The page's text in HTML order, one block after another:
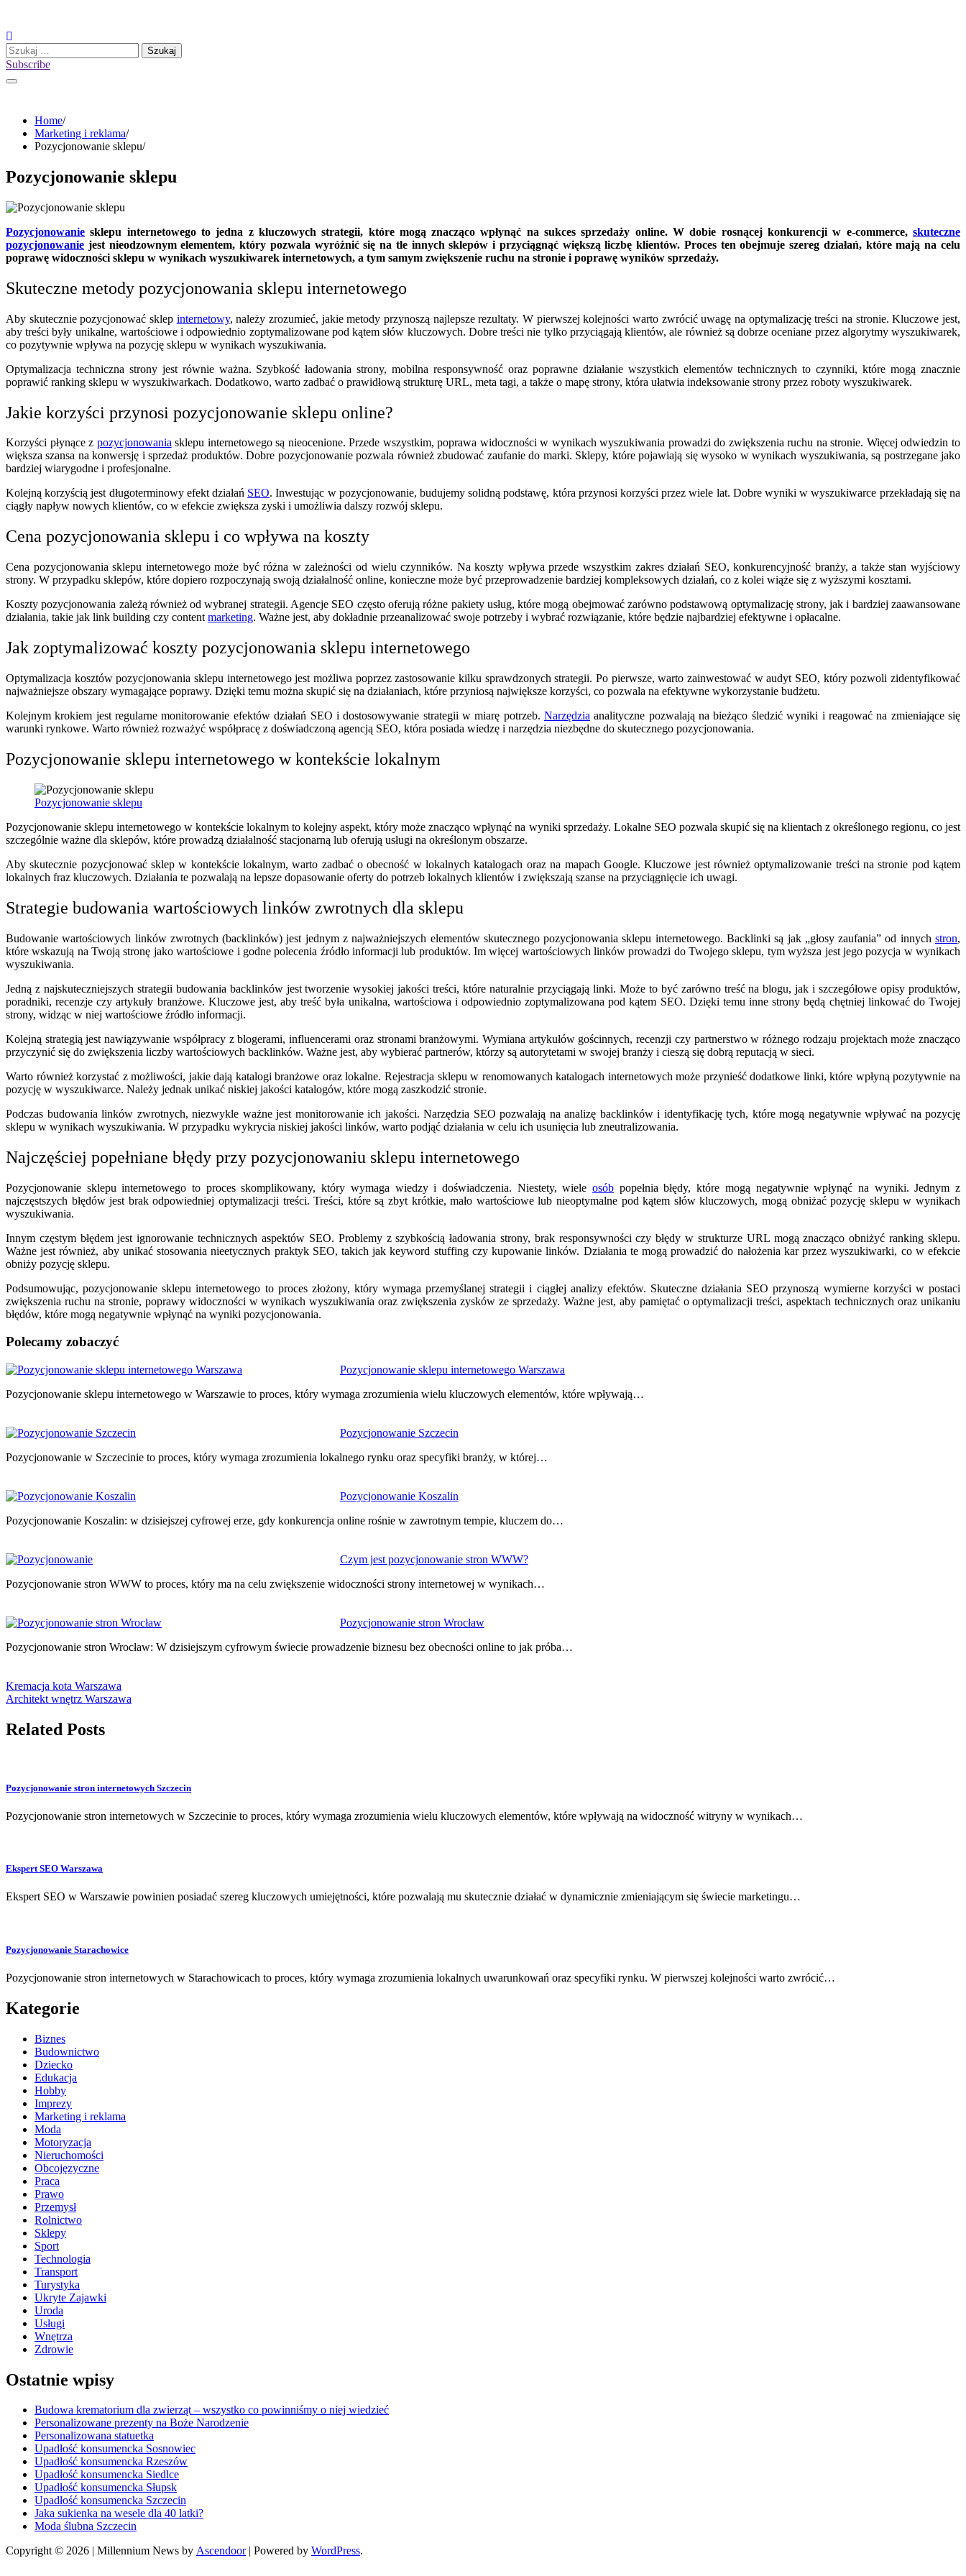
content
Szukaj:
Subscribe
Home
Marketing i reklama
Pozycjonowanie sklepu
Pozycjonowanie sklepu
Pozycjonowanie sklepu internetowego to jedna z kluczowych strategii, które mogą znacząco wpłynąć na sukces sprzedaży online. W dobie rosnącej konkurencji w e-commerce, skuteczne
pozycjonowanie jest nieodzownym elementem, który pozwala wyróżnić się na tle innych sklepów i przyciągnąć większą liczbę klientów. Proces ten obejmuje szereg działań, które mają na celu
poprawę widoczności sklepu w wynikach wyszukiwarek internetowych, a tym samym zwiększenie ruchu na stronie i poprawę wyników sprzedaży.
Skuteczne metody pozycjonowania sklepu internetowego
Aby skutecznie pozycjonować sklep internetowy, należy zrozumieć, jakie metody przynoszą najlepsze rezultaty. W pierwszej kolejności warto zwrócić uwagę na optymalizację treści na stronie. Kluczowe jest,
aby treści były unikalne, wartościowe i odpowiednio zoptymalizowane pod kątem słów kluczowych. Dobre treści nie tylko przyciągają klientów, ale również są dobrze oceniane przez algorytmy wyszukiwarek,
co pozytywnie wpływa na pozycję sklepu w wynikach wyszukiwania.
Optymalizacja techniczna strony jest równie ważna. Szybkość ładowania strony, mobilna responsywność oraz poprawne działanie wszystkich elementów technicznych to czynniki, które mogą znacznie
poprawić ranking sklepu w wyszukiwarkach. Dodatkowo, warto zadbać o prawidłową strukturę URL, meta tagi, a także o mapę strony, która ułatwia indeksowanie strony przez roboty wyszukiwarek.
Jakie korzyści przynosi pozycjonowanie sklepu online?
Korzyści płynące z pozycjonowaniasklepu internetowego są nieocenione. Przede wszystkim, poprawa widoczności w wynikach wyszukiwania prowadzi do zwiększenia ruchu na stronie. Więcej odwiedzin to
większa szansa na konwersję i sprzedaż produktów. Dobre pozycjonowanie pozwala również zbudować zaufanie do marki. Sklepy, które pojawiają się wysoko w wynikach wyszukiwania, są postrzegane jako
bardziej wiarygodne i profesjonalne.
Kolejną korzyścią jest długoterminowy efekt działań SEO. Inwestując w pozycjonowanie, budujemy solidną podstawę, która przynosi korzyści przez wiele lat. Dobre wyniki w wyszukiwarce przekładają się na
ciągły napływ nowych klientów, co w efekcie zwiększa zyski i umożliwia dalszy rozwój sklepu.
Cena pozycjonowania sklepu i co wpływa na koszty
Cena pozycjonowania sklepu internetowego może być różna w zależności od wielu czynników. Na koszty wpływa przede wszystkim zakres działań SEO, konkurencyjność branży, a także stan wyjściowy
strony. W przypadku sklepów, które dopiero rozpoczynają swoją działalność online, konieczne może być przeprowadzenie bardziej kompleksowych działań, co z kolei wiąże się z wyższymi kosztami.
Koszty pozycjonowania zależą również od wybranej strategii. Agencje SEO często oferują różne pakiety usług, które mogą obejmować zarówno podstawową optymalizację strony, jak i bardziej zaawansowane
działania, takie jak link building czy content marketing. Ważne jest, aby dokładnie przeanalizować swoje potrzeby i wybrać rozwiązanie, które będzie najbardziej efektywne i opłacalne.
Jak zoptymalizować koszty pozycjonowania sklepu internetowego
Optymalizacja kosztów pozycjonowania sklepu internetowego jest możliwa poprzez zastosowanie kilku sprawdzonych strategii. Po pierwsze, warto zainwestować w audyt SEO, który pozwoli zidentyfikować
najważniejsze obszary wymagające poprawy. Dzięki temu można skupić się na działaniach, które przyniosą największe korzyści, co pozwala na efektywne wykorzystanie budżetu.
Kolejnym krokiem jest regularne monitorowanie efektów działań SEO i dostosowywanie strategii w miarę potrzeb.Narzędzia analityczne pozwalają na bieżąco śledzić wyniki i reagować na zmieniające się
warunki rynkowe. Warto również rozważyć współpracę z doświadczoną agencją SEO, która posiada wiedzę i narzędzia niezbędne do skutecznego pozycjonowania.
Pozycjonowanie sklepu internetowego w kontekście lokalnym
Pozycjonowanie sklepu
Pozycjonowanie sklepu internetowego w kontekście lokalnym to kolejny aspekt, który może znacząco wpłynąć na wyniki sprzedaży. Lokalne SEO pozwala skupić się na klientach z określonego regionu, co jest
szczególnie ważne dla sklepów, które prowadzą działalność stacjonarną lub oferują usługi na określonym obszarze.
Aby skutecznie pozycjonować sklep w kontekście lokalnym, warto zadbać o obecność w lokalnych katalogach oraz na mapach Google. Kluczowe jest również optymalizowanie treści na stronie pod kątem
lokalnych fraz kluczowych. Działania te pozwalają na lepsze dopasowanie oferty do potrzeb lokalnych klientów i zwiększają szanse na przyciągnięcie ich uwagi.
Strategie budowania wartościowych linków zwrotnych dla sklepu
Budowanie wartościowych linków zwrotnych (backlinków) jest jednym z najważniejszych elementów skutecznego pozycjonowania sklepu internetowego. Backlinki są jak „głosy zaufania” od innych stron,
które wskazują na Twoją stronę jako wartościowe i godne polecenia źródło informacji lub produktów. Im więcej wartościowych linków prowadzi do Twojego sklepu, tym wyższa jest jego pozycja w wynikach
wyszukiwania.
Jedną z najskuteczniejszych strategii budowania backlinków jest tworzenie wysokiej jakości treści, które naturalnie przyciągają linki. Może to być zarówno treść na blogu, jak i szczegółowe opisy produktów,
poradniki, recenzje czy artykuły branżowe. Kluczowe jest, aby treść była unikalna, wartościowa i odpowiednio zoptymalizowana pod kątem SEO. Dzięki temu inne strony będą chętniej linkować do Twojej
strony, widząc w niej wartościowe źródło informacji.
Kolejną strategią jest nawiązywanie współpracy z blogerami, influencerami oraz stronami branżowymi. Wymiana artykułów gościnnych, recenzji czy partnerstwo w różnego rodzaju projektach może znacząco
przyczynić się do zwiększenia liczby wartościowych backlinków. Ważne jest, aby wybierać partnerów, którzy są autorytetami w swojej branży i cieszą się dobrą reputacją w sieci.
Warto również korzystać z możliwości, jakie dają katalogi branżowe oraz lokalne. Rejestracja sklepu w renomowanych katalogach internetowych może przynieść dodatkowe linki, które wpłyną pozytywnie na
pozycję w wyszukiwarce. Należy jednak unikać niskiej jakości katalogów, które mogą zaszkodzić stronie.
Podczas budowania linków zwrotnych, niezwykle ważne jest monitorowanie ich jakości. Narzędzia SEO pozwalają na analizę backlinków i identyfikację tych, które mogą negatywnie wpływać na pozycję
sklepu w wynikach wyszukiwania. W przypadku wykrycia niskiej jakości linków, warto podjąć działania w celu ich usunięcia lub zneutralizowania.
Najczęściej popełniane błędy przy pozycjonowaniu sklepu internetowego
Pozycjonowanie sklepu internetowego to proces skomplikowany, który wymaga wiedzy i doświadczenia. Niestety, wieleosób popełnia błędy, które mogą negatywnie wpłynąć na wyniki. Jednym z
najczęstszych błędów jest brak odpowiedniej optymalizacji treści. Treści, które są zbyt krótkie, mało wartościowe lub nieoptymalne pod kątem słów kluczowych, mogą obniżać pozycję sklepu w wynikach
wyszukiwania.
Innym częstym błędem jest ignorowanie technicznych aspektów SEO. Problemy z szybkością ładowania strony, brak responsywności czy błędy w strukturze URL mogą znacząco obniżyć ranking sklepu.
Ważne jest również, aby unikać stosowania nieetycznych praktyk SEO, takich jak keyword stuffing czy kupowanie linków. Działania te mogą prowadzić do nałożenia kar przez wyszukiwarki, co w efekcie
obniży pozycję sklepu.
Podsumowując, pozycjonowanie sklepu internetowego to proces złożony, który wymaga przemyślanej strategii i ciągłej analizy efektów. Skuteczne działania SEO przynoszą wymierne korzyści w postaci
zwiększenia ruchu na stronie, poprawy widoczności w wynikach wyszukiwania oraz zwiększenia zysków ze sprzedaży. Ważne jest, aby pamiętać o optymalizacji treści, aspektach technicznych oraz unikaniu
błędów, które mogą negatywnie wpłynąć na wyniki pozycjonowania.
Polecamy zobaczyć
Pozycjonowanie sklepu internetowego Warszawa
Pozycjonowanie sklepu internetowego w Warszawie to proces, który wymaga zrozumienia wielu kluczowych elementów, które wpływają…
Pozycjonowanie Szczecin
Pozycjonowanie w Szczecinie to proces, który wymaga zrozumienia lokalnego rynku oraz specyfiki branży, w której…
Pozycjonowanie Koszalin
Pozycjonowanie Koszalin: w dzisiejszej cyfrowej erze, gdy konkurencja online rośnie w zawrotnym tempie, kluczem do…
Czym jest pozycjonowanie stron WWW?
Pozycjonowanie stron WWW to proces, który ma na celu zwiększenie widoczności strony internetowej w wynikach…
Pozycjonowanie stron Wrocław
Pozycjonowanie stron Wrocław: W dzisiejszym cyfrowym świecie prowadzenie biznesu bez obecności online to jak próba…
Nawigacja
wpisu
Kremacja kota Warszawa
Architekt wnętrz Warszawa
Related Posts
Pozycjonowanie stron internetowych Szczecin
Pozycjonowanie stron internetowych w Szczecinie to proces, który wymaga zrozumienia wielu kluczowych elementów, które wpływają na widoczność witryny w wynikach…
Ekspert SEO Warszawa
Ekspert SEO w Warszawie powinien posiadać szereg kluczowych umiejętności, które pozwalają mu skutecznie działać w dynamicznie zmieniającym się świecie marketingu…
Pozycjonowanie Starachowice
Pozycjonowanie stron internetowych w Starachowicach to proces, który wymaga zrozumienia lokalnych uwarunkowań oraz specyfiki rynku. W pierwszej kolejności warto zwrócić…
Kategorie
Biznes
Budownictwo
Dziecko
Edukacja
Hobby
Imprezy
Marketing i reklama
Moda
Motoryzacja
Nieruchomości
Obcojęzyczne
Praca
Prawo
Przemysł
Rolnictwo
Sklepy
Sport
Technologia
Transport
Turystyka
Ukryte Zajawki
Uroda
Usługi
Wnętrza
Zdrowie
Ostatnie wpisy
Budowa krematorium dla zwierząt – wszystko co powinniśmy o niej wiedzieć
Personalizowane prezenty na Boże Narodzenie
Personalizowana statuetka
Upadłość konsumencka Sosnowiec
Upadłość konsumencka Rzeszów
Upadłość konsumencka Siedlce
Upadłość konsumencka Słupsk
Upadłość konsumencka Szczecin
Jaka sukienka na wesele dla 40 latki?
Moda ślubna Szczecin
Copyright © 2026 | Millennium News by Ascendoor| Powered by WordPress.